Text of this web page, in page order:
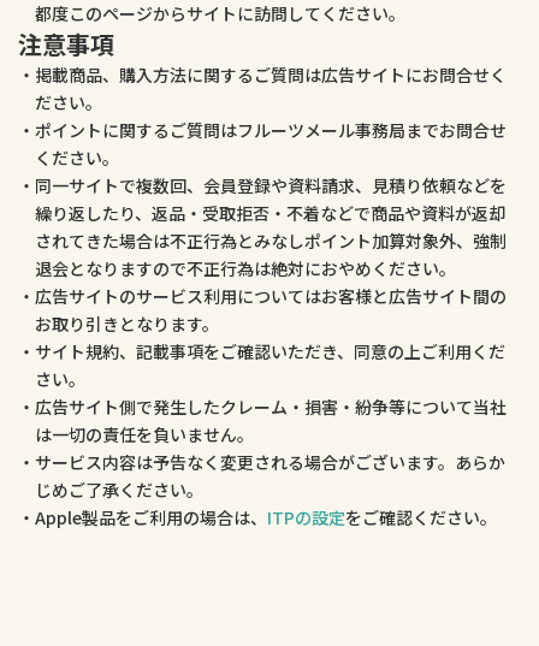
都度このページからサイトに訪問してください。
注意事項
掲載商品、購入方法に関するご質問は広告サイトにお問合せく
ださい。
ポイントに関するご質問はフルーツメール事務局までお問合せ
ください。
同一サイトで複数回、会員登録や資料請求、見積り依頼などを
繰り返したり、返品・受取拒否・不着などで商品や資料が返却
されてきた場合は不正行為とみなしポイント加算対象外、強制
退会となりますので不正行為は絶対におやめください。
広告サイトのサービス利用についてはお客様と広告サイト間の
お取り引きとなります。
サイト規約、記載事項をご確認いただき、同意の上ご利用くだ
さい。
広告サイト側で発生したクレーム・損害・紛争等について当社
は一切の責任を負いません。
サービス内容は予告なく変更される場合がございます。あらか
じめご了承ください。
Apple製品をご利用の場合は、 ITPの設定をご確認ください。